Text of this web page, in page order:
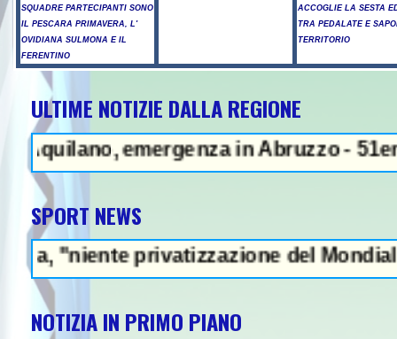
SQUADRE PARTECIPANTI SONO
IL PESCARA PRIMAVERA, L'
OVIDIANA SULMONA E IL
FERENTINO
ACCOGLIE LA SESTA
TRA PEDALATE E
TERRITORIO
ULTIME NOTIZIE DALLA REGIONE
emergenza in Abruzzo - 51enne
SPORT NEWS
privatizzazione del Mondiale"-
NOTIZIA IN PRIMO PIANO
NEWS IN